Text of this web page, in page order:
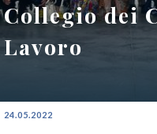
Collegio dei
Lavoro
24.05.2022